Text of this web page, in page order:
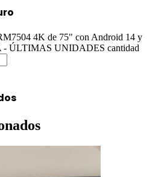
4K de 75" con Android 14 y
- ÚLTIMAS UNIDADES cantidad